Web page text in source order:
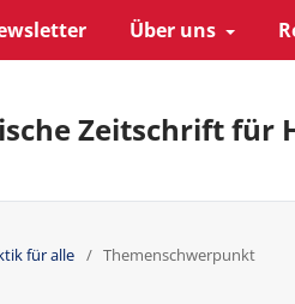
Über uns
Zeitschrift für
für alle / Themenschwerpunkt